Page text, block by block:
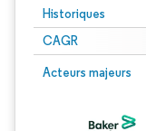
Historiques
CAGR
Acteurs majeurs